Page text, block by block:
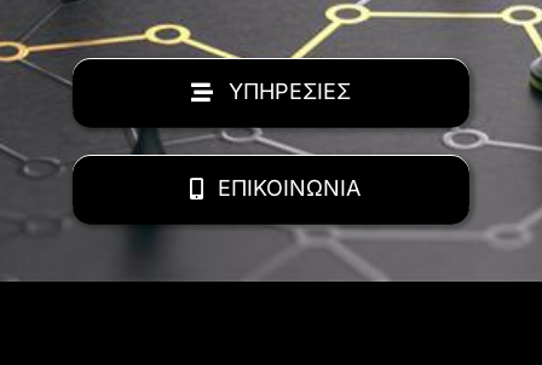
ΥΠΗΡΕΣΙΕΣ
ΕΠΙΚΟΙΝΩΝΙΑ